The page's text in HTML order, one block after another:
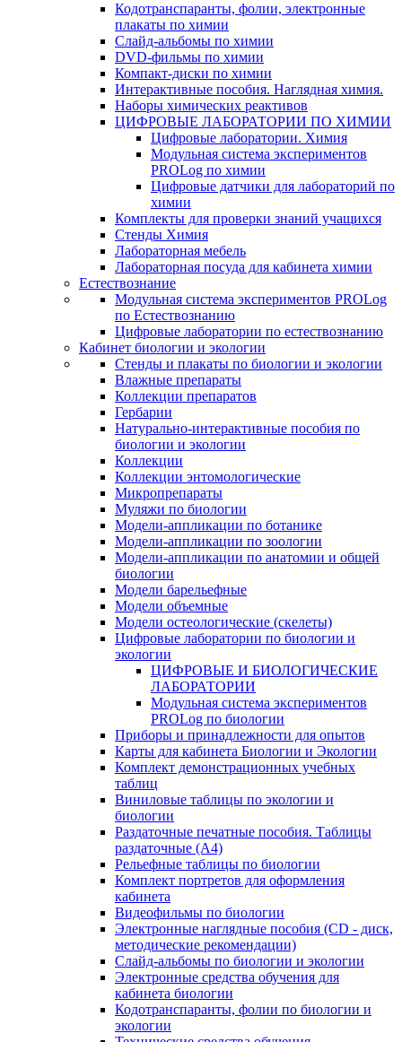
Кодотранспаранты, фолии, электронные
плакаты по химии
Слайд-альбомы по химии
DVD-фильмы по химии
Компакт-диски по химии
Интерактивные пособия. Наглядная химия.
Наборы химических реактивов
ЦИФРОВЫЕ ЛАБОРАТОРИИ ПО ХИМИИ
Цифровые лаборатории. Химия
Модульная система экспериментов
PROLog по химии
Цифровые датчики для лабораторий по
химии
Комплекты для проверки знаний учащихся
Стенды Химия
Лабораторная мебель
Лабораторная посуда для кабинета химии
Естествознание
Модульная система экспериментов PROLog
по Естествознанию
Цифровые лаборатории по естествознанию
Кабинет биологии и экологии
Стенды и плакаты по биологии и экологии
Влажные препараты
Коллекции препаратов
Гербарии
Натурально-интерактивные пособия по
биологии и экологии
Коллекции
Коллекции энтомологические
Микропрепараты
Муляжи по биологии
Модели-аппликации по ботанике
Модели-аппликации по зоологии
Модели-аппликации по анатомии и общей
биологии
Модели барельефные
Модели объемные
Модели остеологические (скелеты)
Цифровые лаборатории по биологии и
экологии
ЦИФРОВЫЕ И БИОЛОГИЧЕСКИЕ
ЛАБОРАТОРИИ
Модульная система экспериментов
PROLog по биологии
Приборы и принадлежности для опытов
Карты для кабинета Биологии и Экологии
Комплект демонстрационных учебных
таблиц
Виниловые таблицы по экологии и
биологии
Раздаточные печатные пособия. Таблицы
раздаточные (А4)
Рельефные таблицы по биологии
Комплект портретов для оформления
кабинета
Видеофильмы по биологии
Электронные наглядные пособия (CD - диск,
методические рекомендации)
Слайд-альбомы по биологии и экологии
Электронные средства обучения для
кабинета биологии
Кодотранспаранты, фолии по биологии и
экологии